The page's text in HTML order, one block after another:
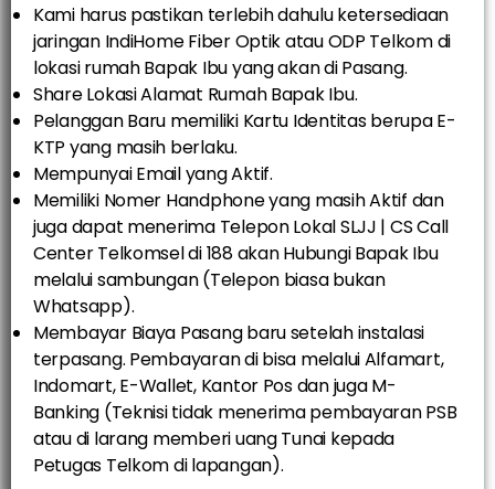
Kami harus pastikan terlebih dahulu ketersediaan
jaringan IndiHome Fiber Optik atau ODP Telkom di
lokasi rumah Bapak Ibu yang akan di Pasang.
Share Lokasi Alamat Rumah Bapak Ibu.
Pelanggan Baru memiliki Kartu Identitas berupa E-
KTP yang masih berlaku.
Mempunyai Email yang Aktif.
Memiliki Nomer Handphone yang masih Aktif dan
juga dapat menerima Telepon Lokal SLJJ | CS Call
Center Telkomsel di 188 akan Hubungi Bapak Ibu
melalui sambungan (Telepon biasa bukan
Whatsapp).
Membayar Biaya Pasang baru setelah instalasi
terpasang. Pembayaran di bisa melalui Alfamart,
Indomart, E-Wallet, Kantor Pos dan juga M-
Banking (Teknisi tidak menerima pembayaran PSB
atau di larang memberi uang Tunai kepada
Petugas Telkom di lapangan).